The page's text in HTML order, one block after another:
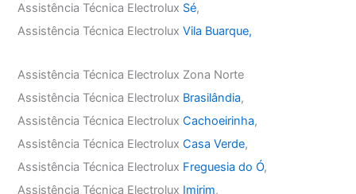
Assistência Técnica Electrolux Sé,
Assistência Técnica ElectroluxVila Buarque,
Assistência Técnica Electrolux Zona Norte
Assistência Técnica Electrolux Brasilândia,
Assistência Técnica ElectroluxCachoeirinha,
Assistência Técnica ElectroluxCasa Verde,
Assistência Técnica Electrolux Freguesia do Ó,
Assistência Técnica Electrolux Imirim,